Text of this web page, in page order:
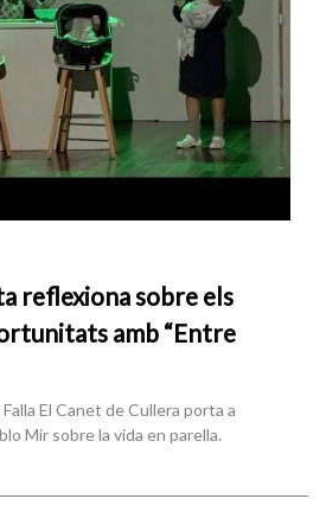
reflexiona sobre els
amb “Entre
El Canet de Cullera porta a
Mir sobre la vida en parella.